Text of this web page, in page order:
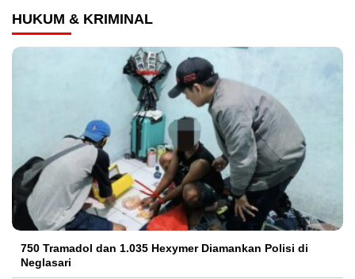
HUKUM & KRIMINAL
750 Tramadol dan 1.035 Hexymer Diamankan Polisi di
Neglasari